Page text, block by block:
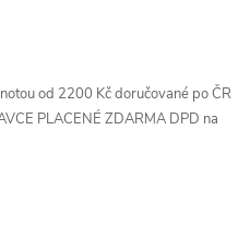
od 2200 Kč doručované po ČR
PLACENÉ ZDARMA DPD na